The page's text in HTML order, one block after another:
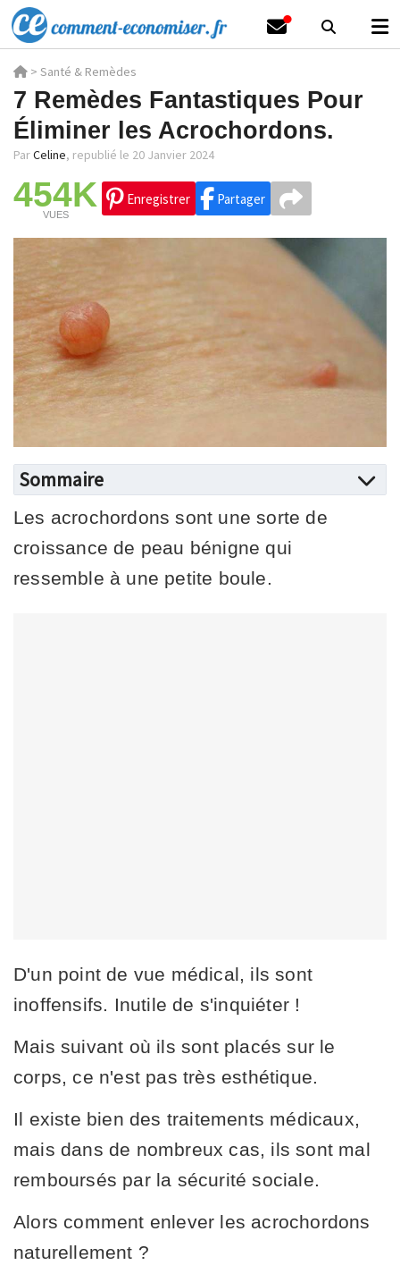
> Santé & Remèdes
7 Remèdes Fantastiques Pour
Éliminer les Acrochordons.
ParCeline, republié le 20 Janvier 2024
454K
VUES
Enregistrer Partager
Sommaire
Les acrochordons sont une sorte de
croissance de peau bénigne qui
ressemble à une petite boule.
D'un point de vue médical, ils sont
inoffensifs. Inutile de s'inquiéter !
Mais suivant où ils sont placés sur le
corps, ce n'est pas très esthétique.
Il existe bien des traitements médicaux,
mais dans de nombreux cas, ils sont mal
remboursés par la sécurité sociale.
Alors comment enlever les acrochordons
naturellement ?